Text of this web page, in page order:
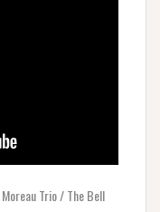
Trio / The Bell